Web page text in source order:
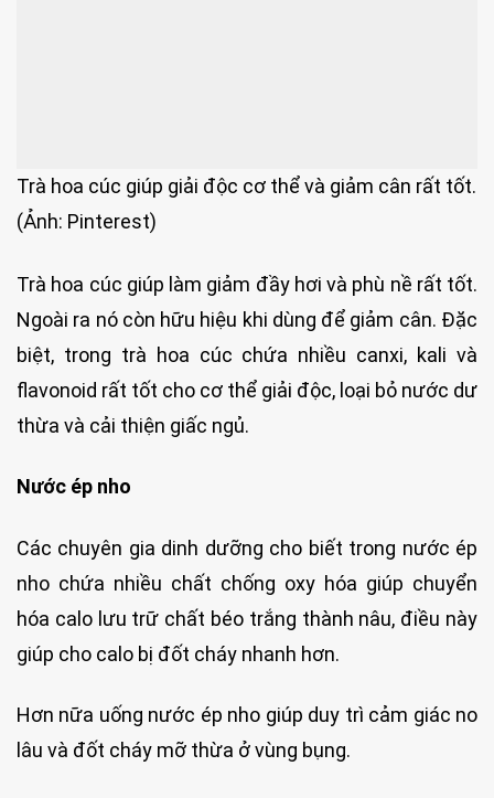
Trà hoa cúc giúp giải độc cơ thể và giảm cân rất tốt.
(Ảnh: Pinterest)
Trà hoa cúc giúp làm giảm đầy hơi và phù nề rất tốt.
Ngoài ra nó còn hữu hiệu khi dùng để giảm cân. Đặc
biệt, trong trà hoa cúc chứa nhiều canxi, kali và
flavonoid rất tốt cho cơ thể giải độc, loại bỏ nước dư
thừa và cải thiện giấc ngủ.
Nước ép nho
Các chuyên gia dinh dưỡng cho biết trong nước ép
nho chứa nhiều chất chống oxy hóa giúp chuyển
hóa calo lưu trữ chất béo trắng thành nâu, điều này
giúp cho calo bị đốt cháy nhanh hơn.
Hơn nữa uống nước ép nho giúp duy trì cảm giác no
lâu và đốt cháy mỡ thừa ở vùng bụng.